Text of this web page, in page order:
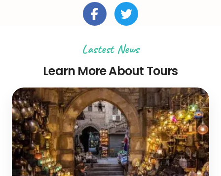
Lastest News
Learn More About Tours